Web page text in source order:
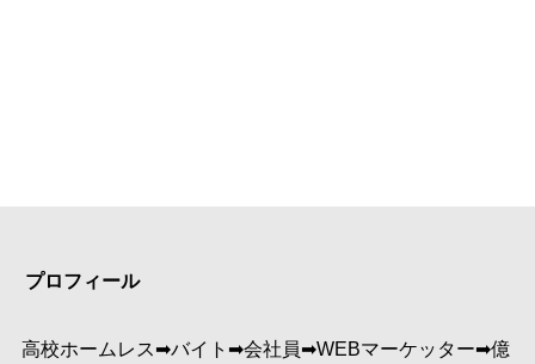
プロフィール
高校ホームレス➡︎バイト➡︎会社員➡︎WEBマーケッター➡︎億